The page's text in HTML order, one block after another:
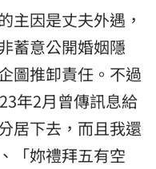
主因是丈夫外遇，
蓄意公開婚姻隱
圖推卸責任。不過
年2月曾傳訊息給
居下去，而且我還
「妳禮拜五有空